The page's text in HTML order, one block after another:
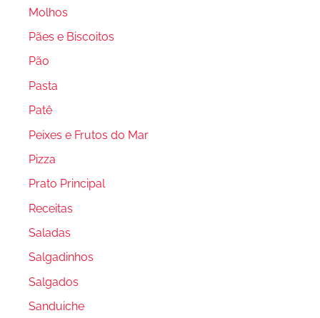
Molhos
Pães e Biscoitos
Pão
Pasta
Patê
Peixes e Frutos do Mar
Pizza
Prato Principal
Receitas
Saladas
Salgadinhos
Salgados
Sanduiche